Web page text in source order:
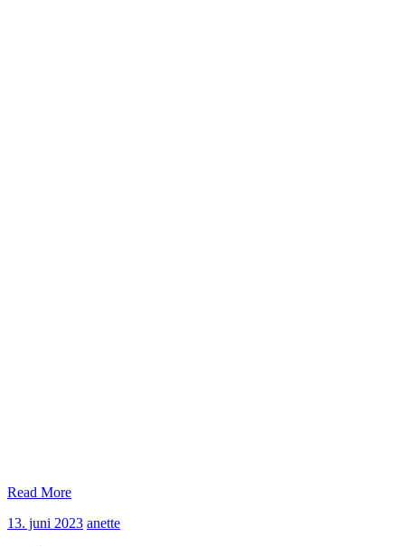
Read More
13. juni 202313.
anetteanette